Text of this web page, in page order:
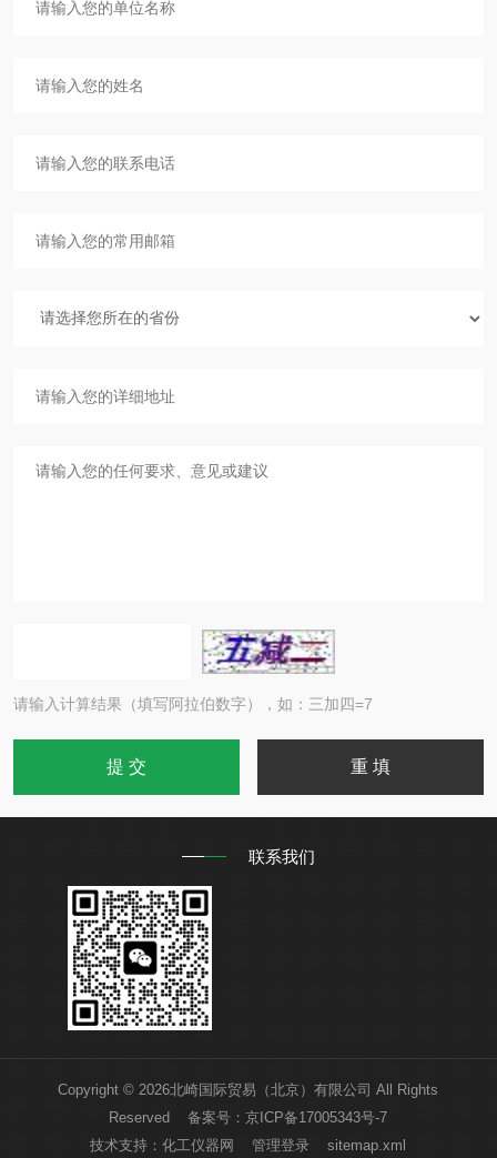
请输入计算结果（填写阿拉伯数字），如：三加四=7
联系我们
Copyright © 2026北崎国际贸易（北京）有限公司 All Rights
Reserved 备案号：京ICP备17005343号-7
技术支持：化工仪器网 管理登录 sitemap.xml